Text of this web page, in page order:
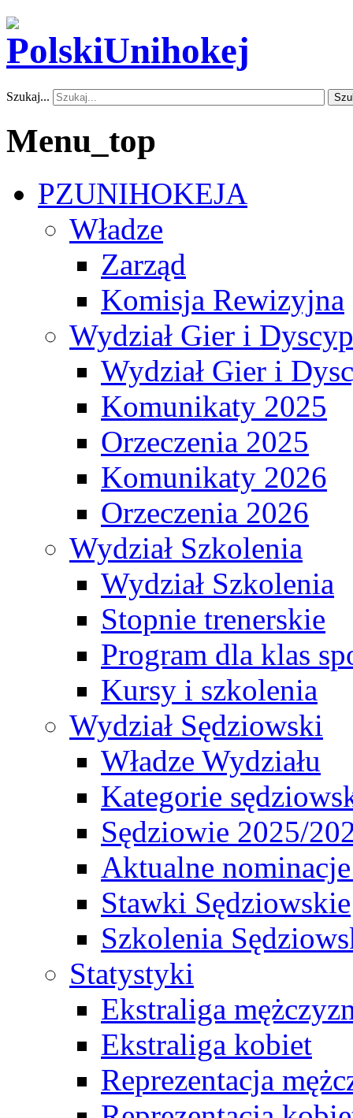
Szukaj...
Menu_top
PZUNIHOKEJA
Władze
Zarząd
Komisja Rewizyjna
Wydział Gier i
Wydział Gier i
Komunikaty 2025
Orzeczenia 2025
Komunikaty 2026
Orzeczenia 2026
Wydział Szkolenia
Wydział Szkolenia
Stopnie trenerskie
Program dla klas
Kursy i szkolenia
Wydział Sędziowski
Władze Wydziału
Kategorie
Sędziowie 2025/
Aktualne
Stawki Sędziowskie
Szkolenia
Statystyki
Ekstraliga
Ekstraliga kobiet
Reprezentacja